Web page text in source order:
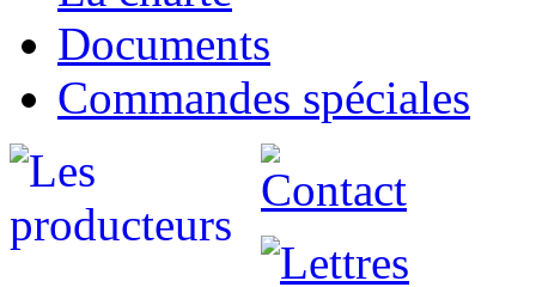
Documents
Commandes spéciales